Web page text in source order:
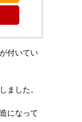
付いてい
ました。
になって